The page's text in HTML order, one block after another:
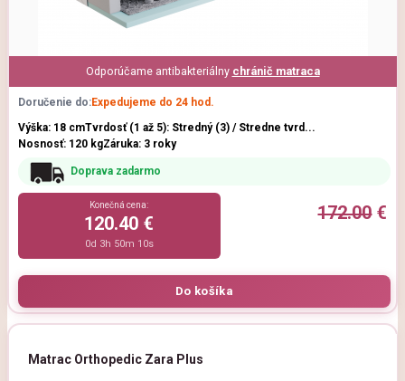
Odporúčame antibakteriálny chránič matraca
Doručenie do:Expedujeme do 24 hod.
Výška: 18 cmTvrdosť (1 až 5): Stredný (3) / Stredne tvrd...
Nosnosť: 120 kgZáruka: 3 roky
Doprava zadarmo
172.00€
Konečná cena:
120.40 €
0d 3h 50m 9s
Matrac Orthopedic Zara Plus